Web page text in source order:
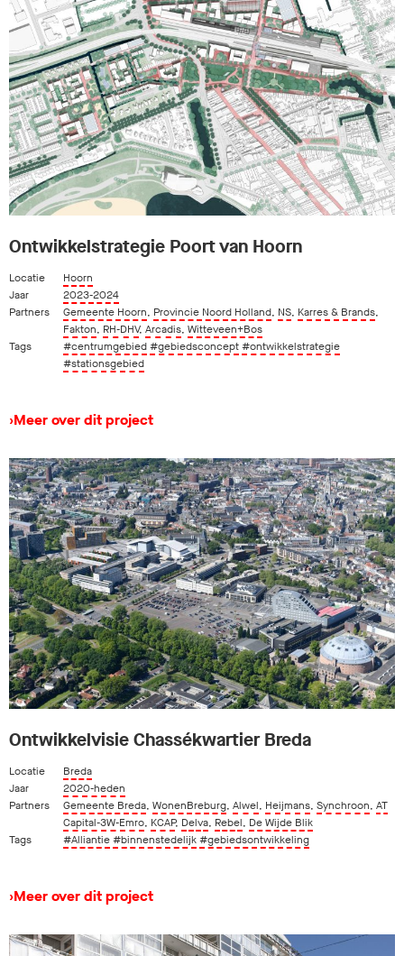
Ontwikkelstrategie Poort van Hoorn
Locatie
Hoorn
Jaar
2023-2024
Partners
Gemeente Hoorn, Provincie Noord Holland, NS, Karres & Brands,
Fakton, RH-DHV, Arcadis, Witteveen+Bos
Tags
#centrumgebied#gebiedsconcept#ontwikkelstrategie
#stationsgebied
›Meer over dit project
Ontwikkelvisie Chassékwartier Breda
Locatie
Breda
Jaar
2020-heden
Partners
Gemeente Breda, WonenBreburg, Alwel, Heijmans, Synchroon, AT
Capital-3W-Emro, KCAP, Delva, Rebel, De Wijde Blik
Tags
#Alliantie#binnenstedelijk#gebiedsontwikkeling
›Meer over dit project